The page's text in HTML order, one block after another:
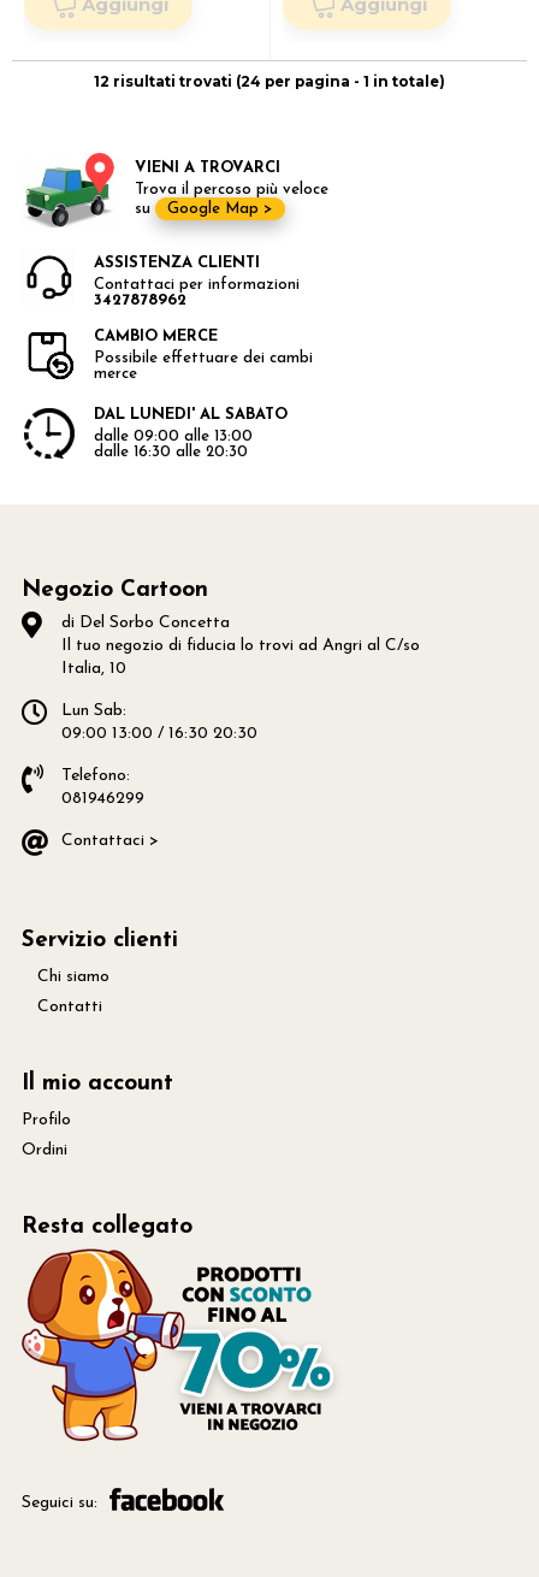
12 risultati trovati (24 per pagina - 1 in totale)
VIENI A TROVARCI
Trova il percoso più veloce
su
Google Map >
ASSISTENZA CLIENTI
Contattaci per informazioni
3427878962
CAMBIO MERCE
Possibile effettuare dei cambi
merce
DAL LUNEDI' AL SABATO
dalle 09:00 alle 13:00
dalle 16:30 alle 20:30
Negozio Cartoon
di Del Sorbo Concetta
Il tuo negozio di fiducia lo trovi ad Angri al C/so
Italia, 10
Lun Sab:
09:00 13:00 / 16:30 20:30
Telefono:
081946299
Contattaci >
Servizio clienti
Chi siamo
Contatti
Il mio account
Profilo
Ordini
Resta collegato
Seguici su: